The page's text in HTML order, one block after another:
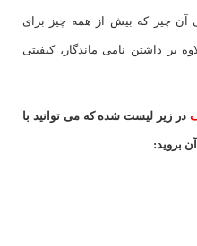
آن چیز که بیش از همه چیز برای
بر داشتن نامی ماندگار، کیفیتی
در زیر لیست شده که می توانید با
بروید: